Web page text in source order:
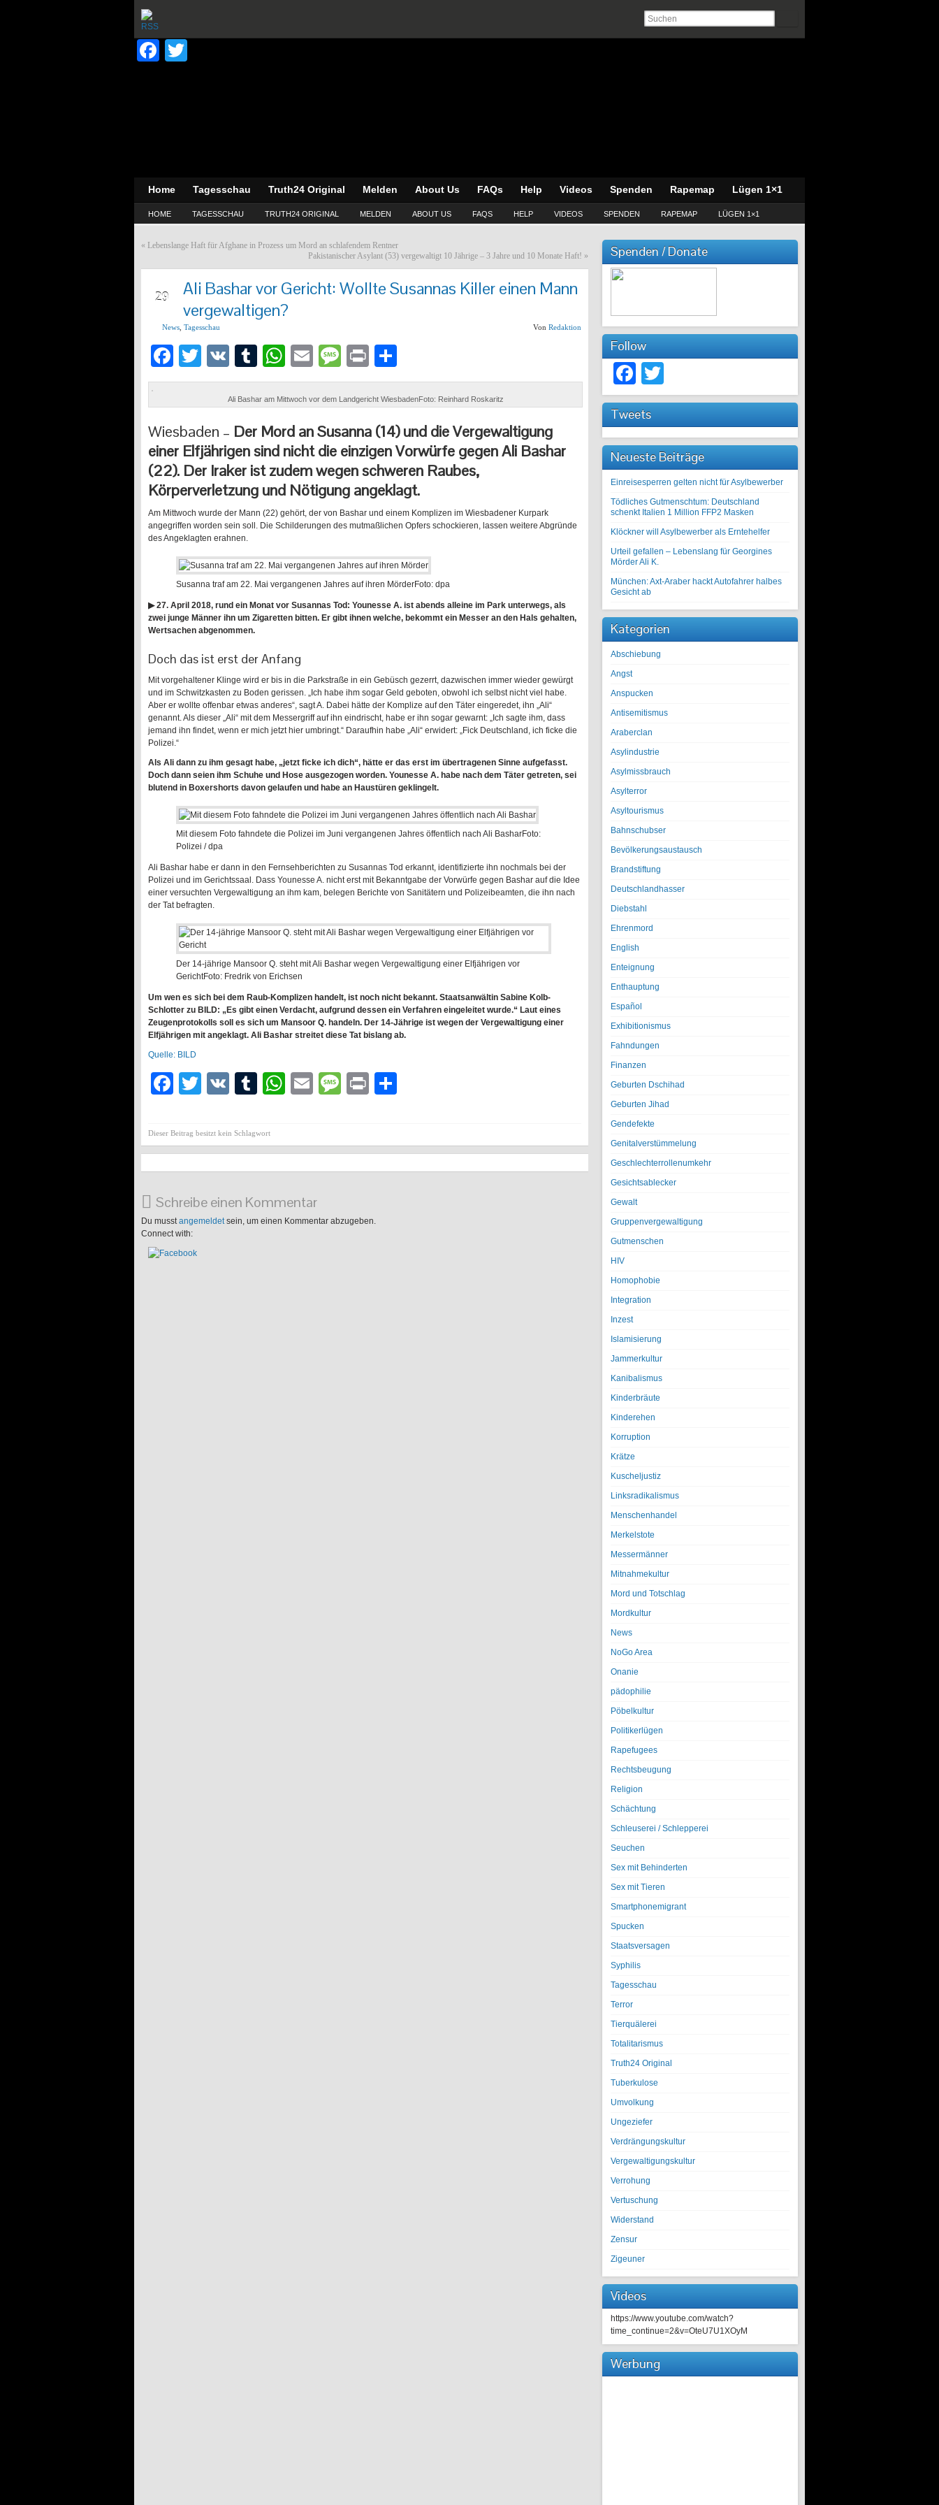
Facebook
Home Tagesschau Truth24 Original Melden About Us FAQs Help Videos Spenden Rapemap Lügen 1×1
HOME TAGESSCHAU TRUTH24 ORIGINAL MELDEN ABOUT US FAQS HELP VIDEOS SPENDEN RAPEMAP LÜGEN 1×1
« Lebenslange Haft für Afghane in Prozess um Mord an schlafendem Rentner
Pakistanischer Asylant (53) vergewaltigt 10 Jährige – 3 Jahre und 10 Monate Haft! »
29
Ali Bashar vor Gericht: Wollte Susannas Killer einen Mann
vergewaltigen?
News Tagesschau Von Redaktion
Facebook
Twitter
VK Tumblr
WhatsApp
EmailMessage
Print
Ali Bashar am Mittwoch vor dem Landgericht WiesbadenFoto: Reinhard Roskaritz
Wiesbaden – Der Mord an Susanna (14) und die Vergewaltigung
einer Elfjährigen sind nicht die einzigen Vorwürfe gegen Ali Bashar
(22). Der Iraker ist zudem wegen schweren Raubes,
Körperverletzung und Nötigung angeklagt.
Am Mittwoch wurde der Mann (22) gehört, der von Bashar und einem Komplizen im Wiesbadener Kurpark
angegriffen worden sein soll. Die Schilderungen des mutmaßlichen Opfers schockieren, lassen weitere Abgründe
des Angeklagten erahnen.
Susanna traf am 22. Mai vergangenen Jahres auf ihren MörderFoto: dpa
▶︎ 27. April 2018, rund ein Monat vor Susannas Tod: Younesse A. ist abends alleine im Park unterwegs, als
zwei junge Männer ihn um Zigaretten bitten. Er gibt ihnen welche, bekommt ein Messer an den Hals gehalten,
Wertsachen abgenommen.
Doch das ist erst der Anfang
Mit vorgehaltener Klinge wird er bis in die Parkstraße in ein Gebüsch gezerrt, dazwischen immer wieder gewürgt
und im Schwitzkasten zu Boden gerissen. „Ich habe ihm sogar Geld geboten, obwohl ich selbst nicht viel habe.
Aber er wollte offenbar etwas anderes“, sagt A. Dabei hätte der Komplize auf den Täter eingeredet, ihn „Ali“
genannt. Als dieser „Ali“ mit dem Messergriff auf ihn eindrischt, habe er ihn sogar gewarnt: „ Ich sagte ihm, dass
jemand ihn findet, wenn er mich jetzt hier umbringt.“ Daraufhin habe „Ali“ erwidert: „Fick Deutschland, ich ficke die
Polizei.“
Als Ali dann zu ihm gesagt habe, „jetzt ficke ich dich“, hätte er das erst im übertragenen Sinne aufgefasst.
Doch dann seien ihm Schuhe und Hose ausgezogen worden. Younesse A. habe nach dem Täter getreten, sei
blutend in Boxershorts davon gelaufen und habe an Haustüren geklingelt.
Mit diesem Foto fahndete die Polizei im Juni vergangenen Jahres öffentlich nach Ali BasharFoto:
Polizei / dpa
Ali Bashar habe er dann in den Fernsehberichten zu Susannas Tod erkannt, identifizierte ihn nochmals bei der
Polizei und im Gerichtssaal. Dass Younesse A. nicht erst mit Bekanntgabe der Vorwürfe gegen Bashar auf die Idee
einer versuchten Vergewaltigung an ihm kam, belegen Berichte von Sanitätern und Polizeibeamten, die ihn nach
der Tat befragten.
Der 14-jährige Mansoor Q. steht mit Ali Bashar wegen Vergewaltigung einer Elfjährigen vor
GerichtFoto: Fredrik von Erichsen
Um wen es sich bei dem Raub-Komplizen handelt, ist noch nicht bekannt. Staatsanwältin Sabine Kolb-
Schlotter zu BILD: „Es gibt einen Verdacht, aufgrund dessen ein Verfahren eingeleitet wurde.“ Laut eines
Zeugenprotokolls soll es sich um Mansoor Q. handeln. Der 14-Jährige ist wegen der Vergewaltigung einer
Elfjährigen mit angeklagt. Ali Bashar streitet diese Tat bislang ab.
Quelle: BILD
Facebook
Twitter
VK Tumblr
WhatsApp
EmailMessage
Print
Dieser Beitrag besitzt kein Schlagwort
Schreibe einen Kommentar
Du musstangemeldetsein, um einen Kommentar abzugeben.
Connect with:
Spenden / Donate
Follow
Facebook
Tweets
Neueste Beiträge
Einreisesperren gelten nicht für Asylbewerber
Tödliches Gutmenschtum: Deutschland
schenkt Italien 1 Million FFP2 Masken
Klöckner will Asylbewerber als Erntehelfer
Urteil gefallen – Lebenslang für Georgines
Mörder Ali K.
München: Axt-Araber hackt Autofahrer halbes
Gesicht ab
Kategorien
Abschiebung
Angst
Anspucken
Antisemitismus
Araberclan
Asylindustrie
Asylmissbrauch
Asylterror
Asyltourismus
Bahnschubser
Bevölkerungsaustausch
Brandstiftung
Deutschlandhasser
Diebstahl
Ehrenmord
English
Enteignung
Enthauptung
Español
Exhibitionismus
Fahndungen
Finanzen
Geburten Dschihad
Geburten Jihad
Gendefekte
Genitalverstümmelung
Geschlechterrollenumkehr
Gesichtsablecker
Gewalt
Gruppenvergewaltigung
Gutmenschen
HIV
Homophobie
Integration
Inzest
Islamisierung
Jammerkultur
Kanibalismus
Kinderbräute
Kinderehen
Korruption
Krätze
Kuscheljustiz
Linksradikalismus
Menschenhandel
Merkelstote
Messermänner
Mitnahmekultur
Mord und Totschlag
Mordkultur
News
NoGo Area
Onanie
pädophilie
Pöbelkultur
Politikerlügen
Rapefugees
Rechtsbeugung
Religion
Schächtung
Schleuserei / Schlepperei
Seuchen
Sex mit Behinderten
Sex mit Tieren
Smartphonemigrant
Spucken
Staatsversagen
Syphilis
Tagesschau
Terror
Tierquälerei
Totalitarismus
Truth24 Original
Tuberkulose
Umvolkung
Ungeziefer
Verdrängungskultur
Vergewaltigungskultur
Verrohung
Vertuschung
Widerstand
Zensur
Zigeuner
Videos
https://www.youtube.com/watch?
time_continue=2&v=OteU7U1XOyM
Werbung